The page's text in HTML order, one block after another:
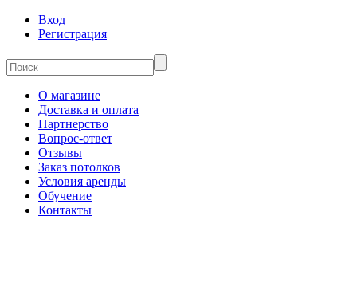
Вход
Регистрация
О магазине
Доставка и оплата
Партнерство
Вопрос-ответ
Отзывы
Заказ потолков
Условия аренды
Обучение
Контакты